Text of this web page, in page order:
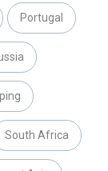
Portugal
South Africa